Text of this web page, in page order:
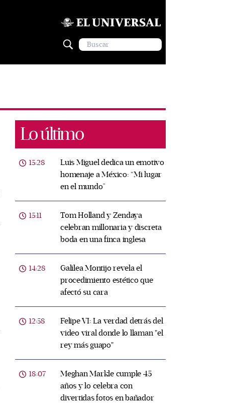
Lo último
15:28
Luis Miguel dedica un emotivo
homenaje a México: “Mi lugar
en el mundo”
15:11
Tom Holland y Zendaya
celebran millonaria y discreta
boda en una finca inglesa
14:28
Galilea Montijo revela el
procedimiento estético que
afectó su cara
12:58
Felipe VI: La verdad detrás del
video viral donde lo llaman "el
rey más guapo"
18:07
Meghan Markle cumple 45
años y lo celebra con
divertidas fotos en bañador